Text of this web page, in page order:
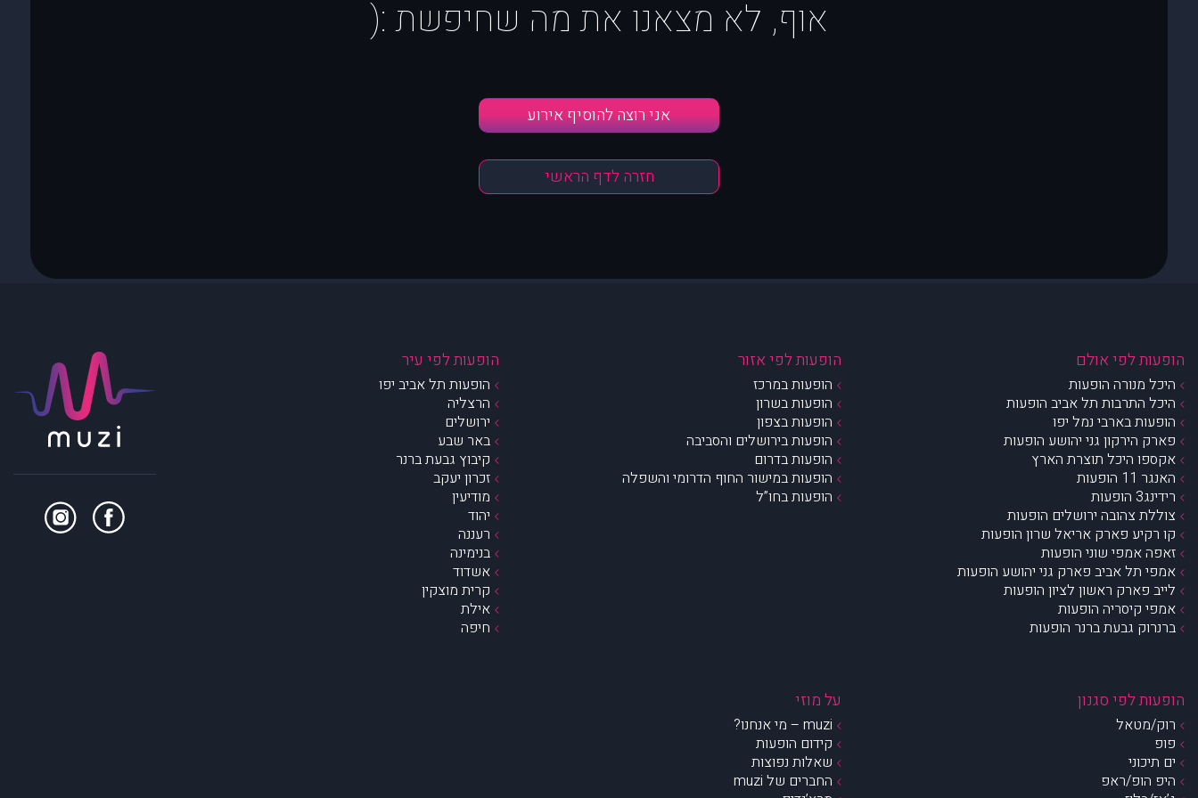
אוף, לא מצאנו את מה שחיפשת :(
אני רוצה להוסיף אירוע
חזרה לדף הראשי
הופעות לפי אולם
היכל מנורה הופעות
היכל התרבות תל אביב הופעות
הופעות בארבי נמל יפו
פארק הירקון גני יהושע הופעות
אקספו היכל תוצרת הארץ
האנגר 11 הופעות
רידינג3 הופעות
צוללת צהובה ירושלים הופעות
קו רקיע פארק אריאל שרון הופעות
זאפה אמפי שוני הופעות
אמפי תל אביב פארק גני יהושע הופעות
לייב פארק ראשון לציון הופעות
אמפי קיסריה הופעות
ברנרוק גבעת ברנר הופעות
הופעות לפי אזור
הופעות במרכז
הופעות בשרון
הופעות בצפון
הופעות בירושלים והסביבה
הופעות בדרום
הופעות במישור החוף הדרומי והשפלה
הופעות בחו”ל
הופעות לפי עיר
הופעות תל אביב יפו
הרצליה
ירושלים
באר שבע
קיבוץ גבעת ברנר
זכרון יעקב
מודיעין
יהוד
רעננה
בנימינה
אשדוד
קרית מוצקין
אילת
חיפה
הופעות לפי סגנון
רוק/מטאל
פופ
ים תיכוני
היפ הופ/ראפ
על מוזי
muzi – מי אנחנו?
קידום הופעות
שאלות נפוצות
החברים של muzi